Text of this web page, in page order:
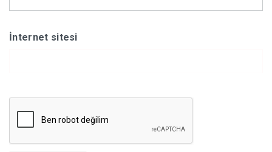
İnternet sitesi